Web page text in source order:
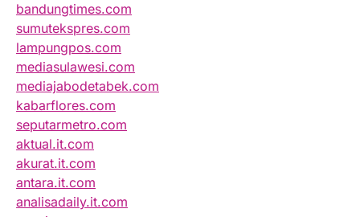
bandungtimes.com
sumutekspres.com
lampungpos.com
mediasulawesi.com
mediajabodetabek.com
kabarflores.com
seputarmetro.com
aktual.it.com
akurat.it.com
antara.it.com
analisadaily.it.com